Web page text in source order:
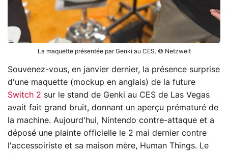
La maquette présentée par Genki au CES. © Netzwelt
Souvenez-vous, en janvier dernier, la présence surprise
d'une maquette (mockup en anglais) de la future
Switch 2 sur le stand de Genki au CES de Las Vegas
avait fait grand bruit, donnant un aperçu prématuré de
la machine. Aujourd'hui, Nintendo contre-attaque et a
déposé une plainte officielle le 2 mai dernier contre
l'accessoiriste et sa maison mère, Human Things. Le